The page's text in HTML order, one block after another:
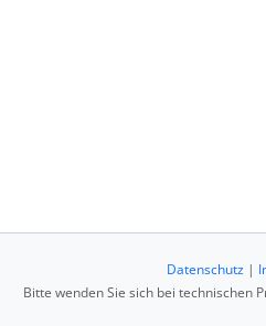
Datenschutz |
Bitte wenden Sie sich bei technischen